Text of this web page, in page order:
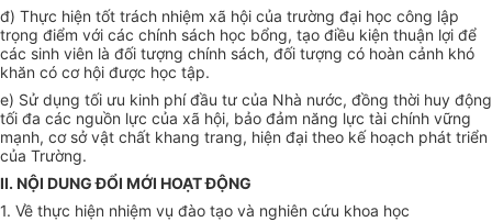
đ) Thực hiện tốt trách nhiệm xã hội của trường đại học công lập
trọng điểm với các chính sách học bổng, tạo điều kiện thuận lợi để
các sinh viên là đối tượng chính sách, đối tượng có hoàn cảnh khó
khăn có cơ hội được học tập.
e) Sử dụng tối ưu kinh phí đầu tư của Nhà nước, đồng thời huy động
tối đa các nguồn lực của xã hội, bảo đảm năng lực tài chính vững
mạnh, cơ sở vật chất khang trang, hiện đại theo kế hoạch phát triển
của Trường.
II. NỘI DUNG ĐỔI MỚI HOẠT ĐỘNG
1. Về thực hiện nhiệm vụ đào tạo và nghiên cứu khoa học